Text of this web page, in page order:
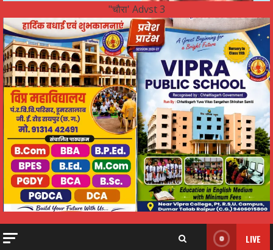
"चौरा' Advst 3
LIVE